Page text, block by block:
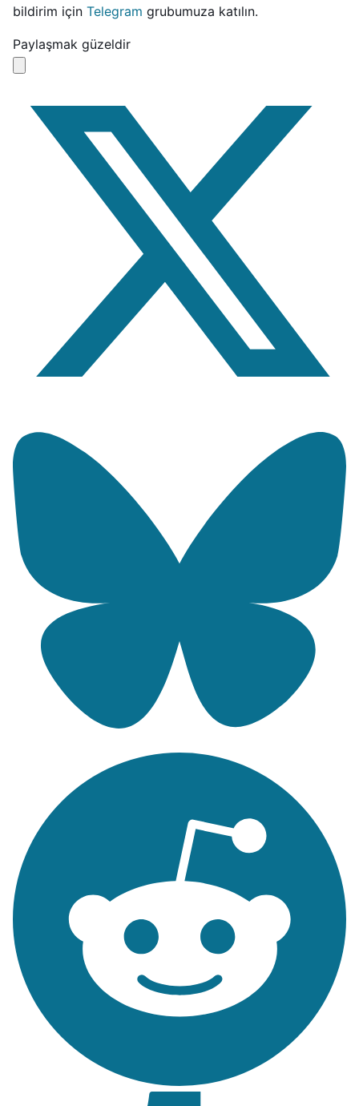
bildirim için Telegram grubumuza katılın.
Paylaşmak güzeldir